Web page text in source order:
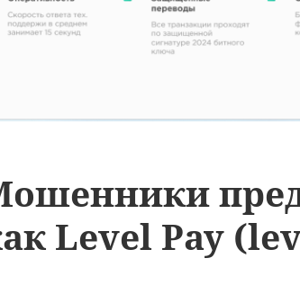
Level Pay